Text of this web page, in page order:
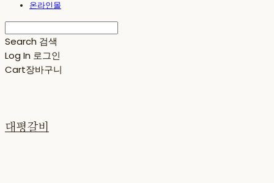
온라인몰
Search 검색
Log In 로그인
Cart장바구니
대평갈비